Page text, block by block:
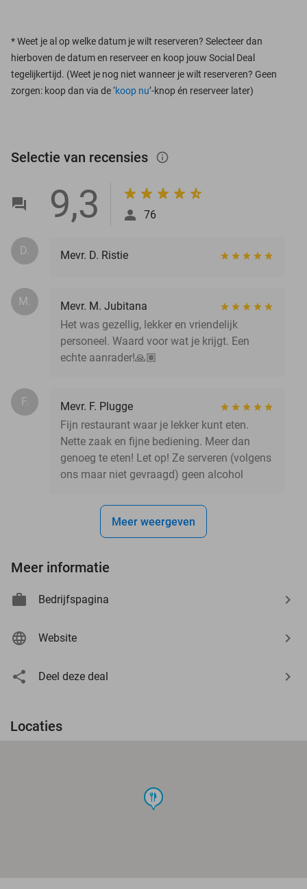
*Weet je al op welke datum je wilt reserveren? Selecteer dan
hierboven de datum en reserveer en koop jouw Social Deal
tegelijkertijd. (Weet je nog niet wanneer je wilt reserveren? Geen
zorgen: koop dan via de ‘koop nu’-knop én reserveer later)
Selectie van recensies info_outlined
9,3 76
D. Mevr. D. Ristie
M.
Mevr. M. Jubitana
Het was gezellig, lekker en vriendelijk
personeel. Waard voor wat je krijgt. Een
echte aanrader!🙏🏽
F.
Mevr. F. Plugge
Fijn restaurant waar je lekker kunt eten.
Nette zaak en fijne bediening. Meer dan
genoeg te eten! Let op! Ze serveren (volgens
ons maar niet gevraagd) geen alcohol
Meer weergeven
Meer informatie
Bedrijfspagina
Website
Deel deze deal
Locaties
food